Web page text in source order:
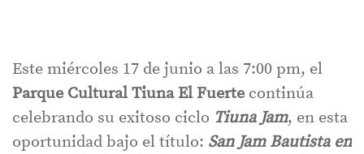
Este miércoles 17 de junio a las 7:00 pm, el
Parque Cultural Tiuna El Fuerte continúa
celebrando su exitoso ciclo Tiuna Jam, en esta
oportunidad bajo el título: San Jam Bautista en